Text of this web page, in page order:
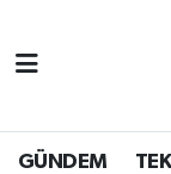
GÜNDEM
İstanbul
İstanbul